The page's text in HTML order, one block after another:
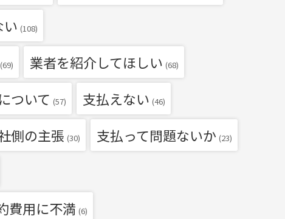
い (108)
(69) 業者を紹介してほしい (68)
ついて (57) 支払えない (46)
側の主張 (30) 支払って問題ないか (23)
費用に不満 (6)